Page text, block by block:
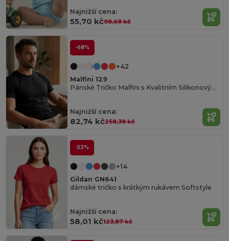
Najnižší cena:
55,70 kč98,68 kč
-68%
+42
Malfini 129
Pánské Tričko Malfini s Kvalitním Silikonovým Povrchem
Najnižší cena:
82,74 kč258,38 kč
-53%
+14
Gildan GN641
dámské tričko s krátkým rukávem Softstyle
Najnižší cena:
58,01 kč123,87 kč